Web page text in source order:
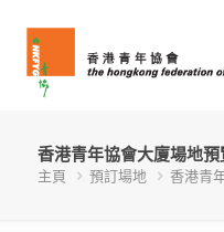
香港青年協會大廈場地預
主頁 預訂場地 香港青